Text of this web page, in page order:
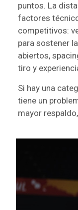
puntos. La
factores
competitivos:
para sostener
abiertos,
tiro y
Si hay una
tiene un
mayor